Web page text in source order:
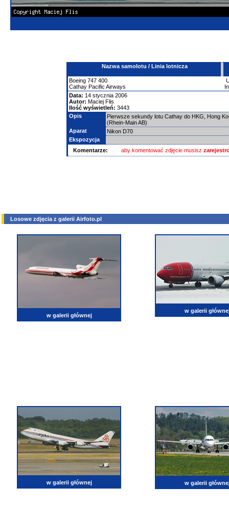
Nazwa samolotu / Linia lotnicza
Boeing 747 400
Cathay Pacific Airways
Data: 14 stycznia 2006
Autor: Maciej Flis
Ilość wyświetleń: 3443
Opis
Pierwsze sekundy lotu Cathay do HKG, Hong
(Rhein-Main AB)
Aparat
Nikon D70
Ekspozycja
Komentarze:
aby komentować zdjęcie musisz
Losowe zdjęcia z galerii Airfoto.pl
w galerii głównej
w galerii
w galerii głównej w galerii